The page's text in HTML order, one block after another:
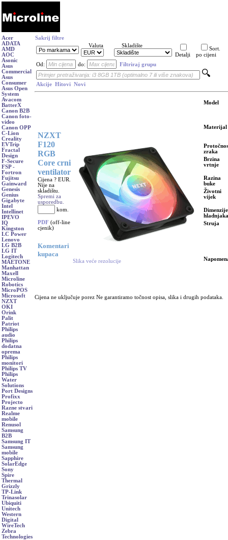
Acer
ADATA
AMD
AOC
Asonic
Asus
Commercial
Asus
Consumer
Asus Open
System
Avacom
BatterX
Canon B2B
Canon foto-
video
Canon OPP
C-Lion
Creality
EVTrip
Fractal
Design
F-Secure
FSP -
Fortron
Fujitsu
Gainward
Genesis
Genius
Gigabyte
Intel
Intellinet
IPEVO
IQ
Kingston
LC Power
Lenovo
LG B2B
LG IT
Logitech
MAETONE
Manhattan
Maxell
Microline
Robotics
MicroPOS
Microsoft
NZXT
OKI
Orink
Palit
Patriot
Philips
audio
Philips
dodatna
oprema
Philips
monitori
Philips TV
Philips
Water
Solutions
Port Designs
Profixx
Projecto
Razne stvari
Realme
mobile
Renusol
Samsung
B2B
Samsung IT
Samsung
mobile
Sapphire
SolarEdge
Sony
Spire
Thermal
Grizzly
TP-Link
Trinasolar
Ubiquiti
Unitech
Western
Digital
WireTech
Zebra
Technologies
Sakrij filtre
Valuta
Skladište
Detalji
Sort.
po cijeni
Od:
do: Filtriraj grupu
Akcije Hitovi Novi
NZXT
F120
RGB
Core crni
ventilator
Cijena ? EUR.
Nije na
skladištu.
Spremi za
usporedbu.
kom.
PDF (off-line
cjenik)
Komentari
kupaca
Slika veće rezolucije
Model
Materijal
zraka
Brzina
vrtnje
Razina
buke
Životni
vijek
Dimenzije
hladnjaka
Struja
Cijena ne uključuje porez Ne garantiramo točnost opisa, slika i drugih podataka.